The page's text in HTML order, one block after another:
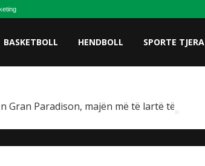
BASKETBOLL HENDBOLL SPORTE TJERA
Gran Paradison, majën më të lartë të Italisë